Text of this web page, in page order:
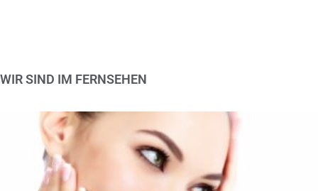
WIR SIND IM FERNSEHEN